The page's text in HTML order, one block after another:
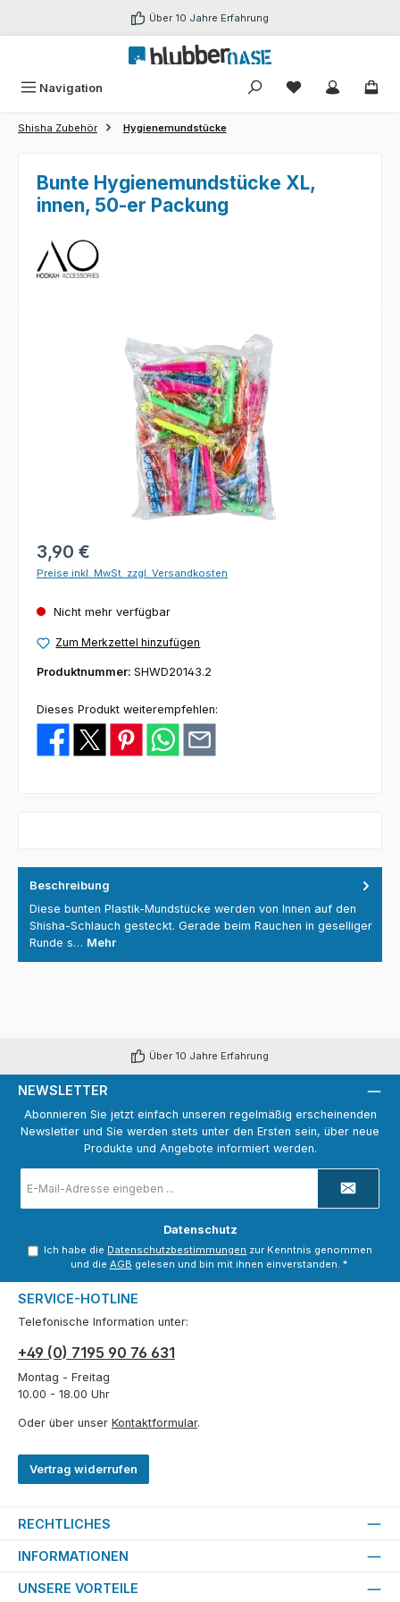
Zum Hauptinhalt springen Über 10 Jahre Erfahrung
Navigation Du hast 0
Shisha Zubehör Hygienemundstücke
Bunte Hygienemundstücke XL,
innen, 50-er Packung
Regulärer Preis:
3,90 €
Preise inkl. MwSt. zzgl. Versandkosten
Nicht mehr verfügbar
Zum Merkzettel hinzufügen
Produktnummer: SHWD20143.2
Dieses Produkt weiterempfehlen:
Beschreibung
Diese bunten Plastik-Mundstücke werden von Innen auf den
Shisha-Schlauch gesteckt. Gerade beim Rauchen in geselliger
Runde s… Mehr
Über 10 Jahre Erfahrung
NEWSLETTER
Abonnieren Sie jetzt einfach unseren regelmäßig erscheinenden
Newsletter und Sie werden stets unter den Ersten sein, über neue
Produkte und Angebote informiert werden.
Mail-
Adresse
Datenschutz
Ich habe die Datenschutzbestimmungen zur Kenntnis genommen
und die AGB gelesen und bin mit ihnen einverstanden. *
SERVICE-HOTLINE
Telefonische Information unter:
+49 (0) 7195 90 76 631
Montag - Freitag
10.00 - 18.00 Uhr
Oder über unser Kontaktformular.
Vertrag widerrufen
RECHTLICHES
INFORMATIONEN
UNSERE VORTEILE